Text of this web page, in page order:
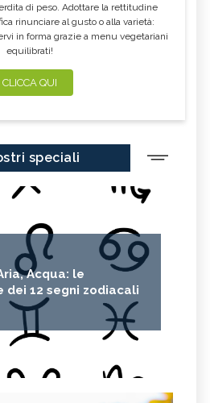
di peso. Adottare la rettitudine
rinunciare al gusto o alla varietà:
in forma grazie a menu vegetariani
equilibrati!
CLICCA QUI
speciali
Acqua: le
12 segni zodiacali